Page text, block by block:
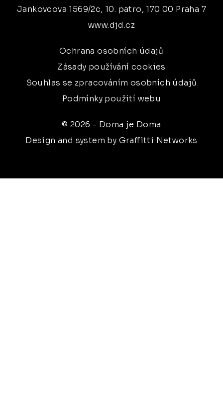
Jankovcova 1569/2c, 10. patro, 170 00 Praha 7
www.djd.cz
Ochrana osobních údajů
Zásady používání cookies
Souhlas se zpracováním osobních údajů
Podmínky použití webu
© 2026 - Doma je Doma
Design and system by Graffitti Networks